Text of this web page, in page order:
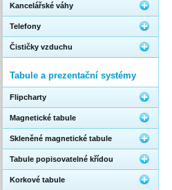
Kancelářské váhy
Telefony
Čističky vzduchu
Tabule a prezentační systémy
Flipcharty
Magnetické tabule
Skleněné magnetické tabule
Tabule popisovatelné křídou
Korkové tabule